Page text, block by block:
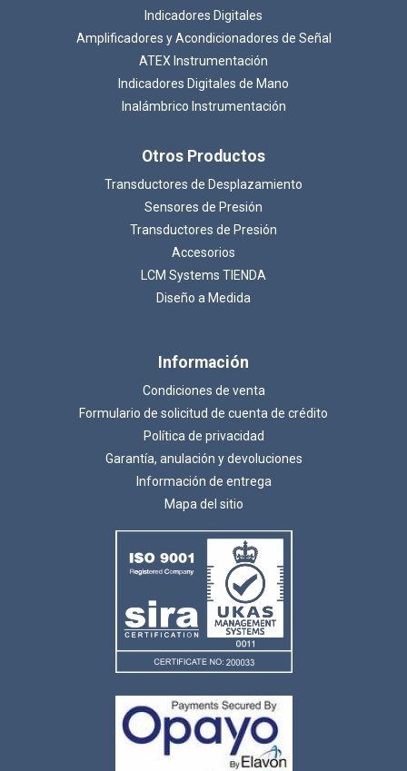
Indicadores Digitales
Amplificadores y Acondicionadores de Señal
ATEX Instrumentación
Indicadores Digitales de Mano
Inalámbrico Instrumentación
Otros Productos
Transductores de Desplazamiento
Sensores de Presión
Transductores de Presión
Accesorios
LCM Systems TIENDA
Diseño a Medida
Información
Condiciones de venta
Formulario de solicitud de cuenta de crédito
Política de privacidad
Garantía, anulación y devoluciones
Información de entrega
Mapa del sitio